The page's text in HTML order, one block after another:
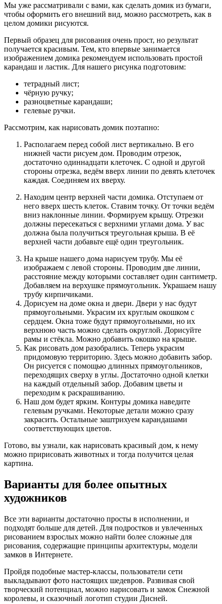
Мы уже рассматривали с вами, как сделать домик из бумаги,
чтобы оформить его внешний вид, можно рассмотреть, как в
целом домики рисуются.
Первый образец для рисования очень прост, но результат
получается красивым. Тем, кто впервые занимается
изображением домика рекомендуем использовать простой
карандаш и ластик. Для нашего рисунка подготовим:
тетрадный лист;
чёрную ручку;
разноцветные карандаши;
гелевые ручки.
Рассмотрим, как нарисовать домик поэтапно:
Располагаем перед собой лист вертикально. В его
нижней части рисуем дом. Проводим отрезок,
достаточно одиннадцати клеточек. С одной и другой
стороны отрезка, ведём вверх линии по девять клеточек
каждая. Соединяем их вверху.
Находим центр верхней части домика. Отступаем от
него вверх шесть клеток. Ставим точку. От точки ведём
вниз наклонные линии. Формируем крышу. Отрезки
должны пересекаться с верхними углами дома. У вас
должна была получиться треугольная крыша. В её
верхней части добавьте ещё один треугольник.
На крыше нашего дома нарисуем трубу. Мы её
изображаем с левой стороны. Проводим две линии,
расстояние между которыми составляет один сантиметр.
Добавляем на верхушке прямоугольник. Украшаем нашу
трубу кирпичиками.
Дорисуем на доме окна и двери. Двери у нас будут
прямоугольными. Украсим их круглым окошком с
сердцем. Окна тоже будут прямоугольными, но их
верхнюю часть можно сделать округлой. Дорисуйте
рамы и стёкла. Можно добавить окошко на крыше.
Как рисовать дом разобрались. Теперь украсим
придомовую территорию. Здесь можно добавить забор.
Он рисуется с помощью длинных прямоугольников,
переходящих сверху в углы. Достаточно одной клетки
на каждый отдельный забор. Добавим цветы и
переходим к раскрашиванию.
Наш дом будет ярким. Контуры домика наведите
гелевым ручками. Некоторые детали можно сразу
закрасить. Остальные заштрихуем карандашами
соответствующих цветов.
Готово, вы узнали, как нарисовать красивый дом, к нему
можно пририсовать животных и тогда получится целая
картина.
Варианты для более опытных
художников
Все эти варианты достаточно просты в исполнении, и
подходят больше для детей. Для подростков и увлеченных
рисованием взрослых можно найти более сложные для
рисования, содержащие принципы архитектуры, модели
замков в Интернете.
Пройдя подобные мастер-классы, пользователи сети
выкладывают фото настоящих шедевров. Развивая свой
творческий потенциал, можно нарисовать и замок Снежной
королевы, и сказочный логотип студии Дисней.